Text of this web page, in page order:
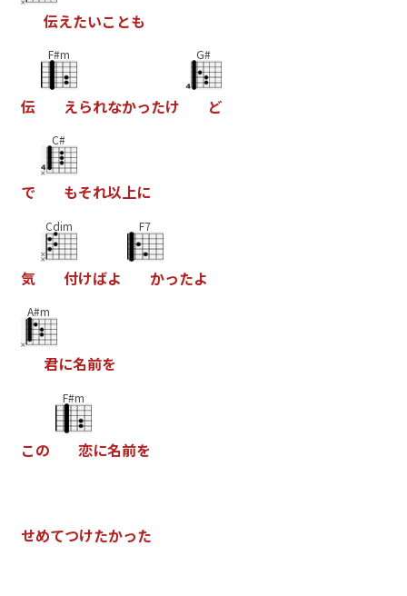
伝えたいこ とも
伝
F#m
えられなかったけ
G#
ど
で
C#
もそれ以上に
気
Cdim
付けばよ
F7
かったよ
A#m
君に名前を
この
F#m
恋に名前を
せめてつけたかった